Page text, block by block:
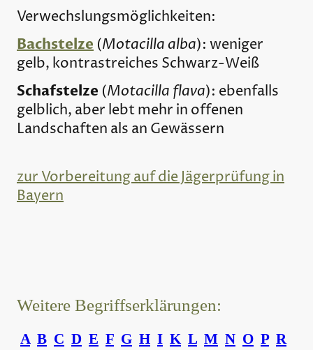
Verwechslungsmöglichkeiten:
Bachstelze (Motacilla alba): weniger
gelb, kontrastreiches Schwarz-Weiß
Schafstelze (Motacilla flava): ebenfalls
gelblich, aber lebt mehr in offenen
Landschaften als an Gewässern
zur Vorbereitung auf die Jägerprüfung in
Bayern
Weitere Begriffserklärungen:
A B C D E F G H I K L M N O P R